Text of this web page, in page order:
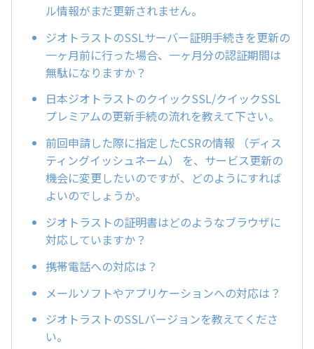
ル情報がまだ更新されません。
ジオトラストのSSLサーバー証明手続きを更新の
一ヶ月前に行った場合、一ヶ月分の認証期間は
無駄になりますか？
日本ジオトラストのクイックSSL/クイックSSL
プレミアムの更新手続の流れを教えて下さい。
前回申請した際に指定したCSRの情報 （ディス
ティングイッシュネーム） を、サービス更新の
機会に変更したいのですが、どのようにすれば
よいのでしょうか。
ジオトラストの証明書はどのようなブラウザに
対応していますか？
携帯電話への対応は？
メールソフトやアプリケーションへの対応は？
ジオトラストのSSLバージョンを教えてくださ
い。